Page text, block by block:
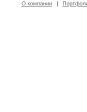
О компании|